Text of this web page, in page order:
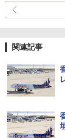
関連記事